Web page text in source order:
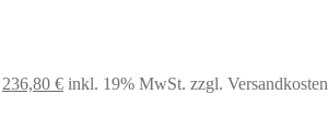
Ursprünglicher
236,80 €Aktueller
inkl. 19% MwSt. zzgl. Versandkosten